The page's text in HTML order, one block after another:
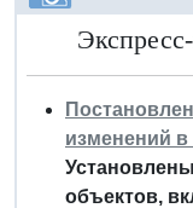
изменений
объектов,